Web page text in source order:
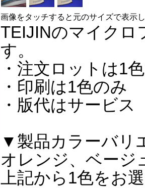
画像をタッチすると元のサイズで表示
TEIJINのマイクロ
す。
・注文ロットは1
・印刷は1色のみ
・版代はサービス
▼製品カラーバリ
オレンジ、ベージ
上記から1色をお